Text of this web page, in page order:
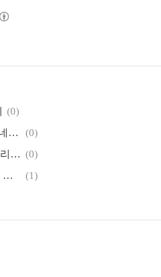
(0)
www.bene4u.com 삼성전자 베네포유
(0)
어카운트인포 계좌정보통합관리 (accountinfo.or.kr) (0)
중앙선거관리위원회 홈페이지 바로가기
(1)